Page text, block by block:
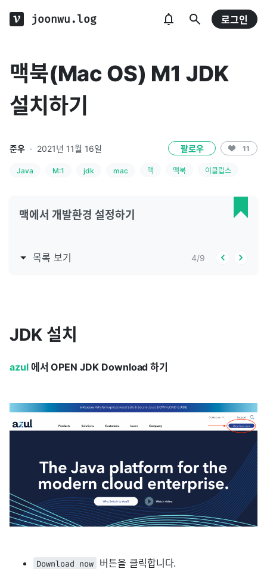
joonwu.log 로그인
맥북(Mac OS) M1 JDK
설치하기
준우 · 2021년 11월 16일 팔로우 11
Java M:1 jdk mac 맥 맥북 이클립스
맥에서 개발환경 설정하기
목록 보기 4/9
JDK 설치
azul에서 OPEN JDK Download 하기
Download now 버튼을 클릭합니다.